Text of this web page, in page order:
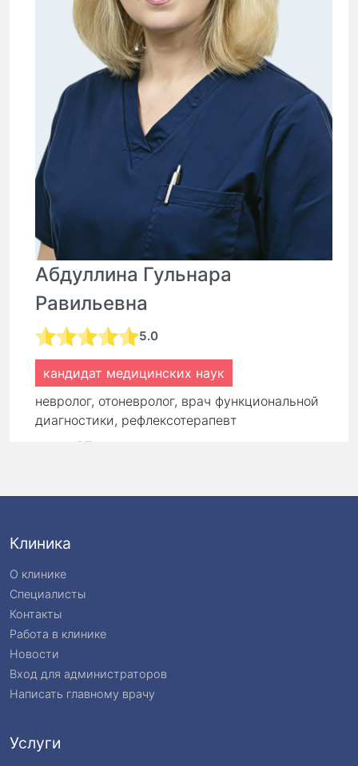
Абдуллина Гульнара
Равильевна
5.0
кандидат медицинских наук
невролог, отоневролог, врач функциональной
диагностики, рефлексотерапевт
27 лет
Повторный прием: 6 300 ₽
Клиника
О клинике
Специалисты
Контакты
Работа в клинике
Новости
Вход для администраторов
Написать главному врачу
Услуги